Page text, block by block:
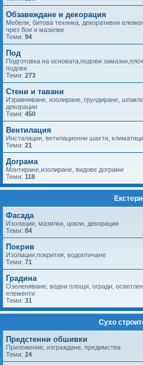
Обзавеждане и декорация
Мебели, битова техника, декоративни
чрез бои и мазилки
Теми: 94
Под
Подготовка на основата,подови
подове
Теми: 273
Стени и тавани
Изравняване, изолиране, грундиране,
декорации
Теми: 450
Вентилация
Инсталации, ветилационни шахти, климатици
Теми: 21
Дограма
Монтиране,изолиране, видове дограми
Теми: 118
Фасада
Изолации, мазилки, цокли, декорации
Теми: 84
Покрив
Изолации,покрития, водоотичане
Теми: 71
Градина
Озеленяване, водни площи, огради,
елементи
Теми: 31
Сухо
Предстенни обшивки
Приложение, изграждане, предимства
Теми: 24